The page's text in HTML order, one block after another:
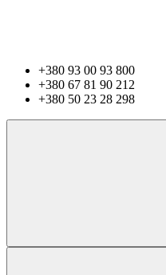
+380 93 00 93 800
+380 67 81 90 212
+380 50 23 28 298